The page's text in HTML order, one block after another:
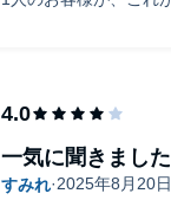
一気に聞きました